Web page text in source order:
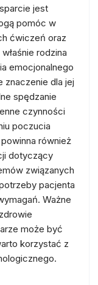
jest
pomóc w
ćwiczeń oraz
rodzina
emocjonalnego
znaczenie dla jej
spędzanie
czynności
poczucia
również
dotyczący
związanych
pacjenta
Ważne
może być
korzystać z